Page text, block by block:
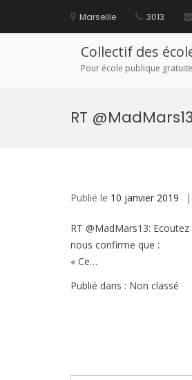
contenu
Marseille 3013
Collectif des
Pour école publique
RT
Publié le 10 janvier 2019
RT @MadMars13:
nous confirme que :
« Ce…
Publié dans : Non classé